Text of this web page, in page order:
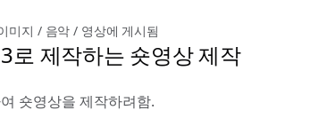
미지 / 음악 / 영상에 게시됨
로 제작하는 숏영상 제작
숏영상을 제작하려함.